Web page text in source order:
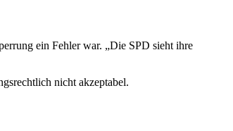
ein Fehler war. „Die SPD sieht ihre
nicht akzeptabel.